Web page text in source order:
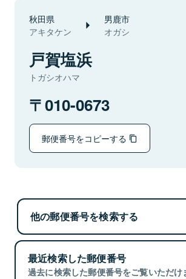
秋田県
アキタケン
男鹿市
オガシ
戸賀塩浜
トガシオハマ
010-0673
郵便番号をコピーする
他の郵便番号を検索する
最近検索した郵便番号
過去に検索した郵便番号をご覧いただけ